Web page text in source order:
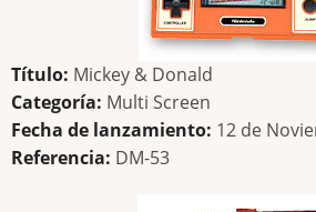
Título: Mickey & Donald
Categoría: Multi Screen
Fecha de lanzamiento: 12 de
Referencia: DM-53